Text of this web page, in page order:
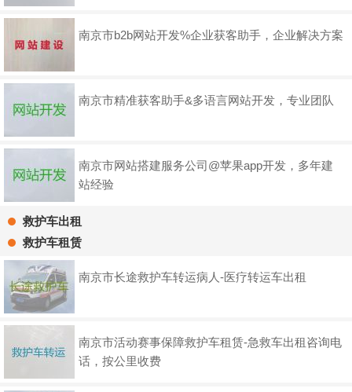
南京市b2b网站开发%企业获客助手，企业解决方案
南京市精准获客助手&多语言网站开发，专业团队
南京市网站搭建服务公司@苹果app开发，多年建
站经验
救护车出租
救护车租赁
南京市长途救护车转运病人-医疗转运车出租
南京市活动赛事保障救护车租赁-急救车出租咨询电
话，按公里收费